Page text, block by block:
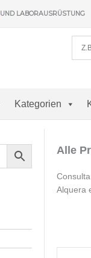
UND LABORAUSRÜSTUNG
Kategorien
Alle
Alquera